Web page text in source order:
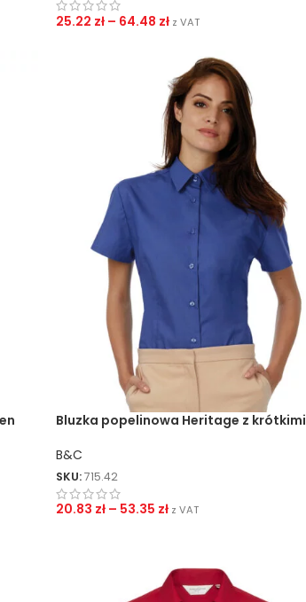
25.22 zł – 64.48 zł z VAT
Bluzka popelinowa Heritage z krótkimi
B&C
SKU:715.42
20.83 zł – 53.35 zł z VAT